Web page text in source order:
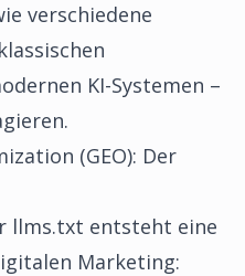
verschiedene
KI-Systemen –
(GEO): Der
llms.txt entsteht eine
Marketing: